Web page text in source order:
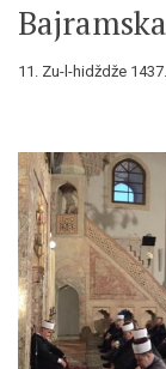
11. Zu-l-hidždže